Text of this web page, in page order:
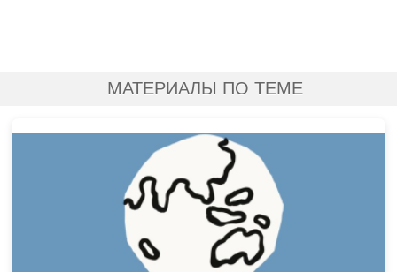
МАТЕРИАЛЫ ПО ТЕМЕ